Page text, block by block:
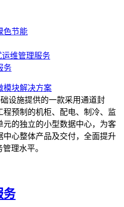
色节能
维管理服务
务
模块解决方案
设施提供的一款采用通道封
程预制的机柜、配电、制冷、监
元的独立的小型数据中心，为客
中心整体产品及交付，全面提升
理水平。
务